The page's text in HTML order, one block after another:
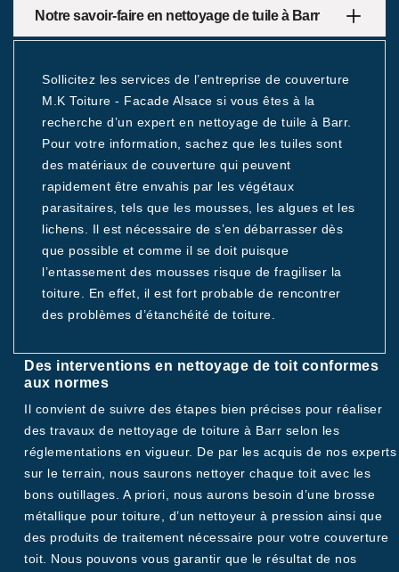
Notre savoir-faire en nettoyage de tuile à Barr
Sollicitez les services de l’entreprise de couverture
M.K Toiture - Facade Alsace si vous êtes à la
recherche d’un expert en nettoyage de tuile à Barr.
Pour votre information, sachez que les tuiles sont
des matériaux de couverture qui peuvent
rapidement être envahis par les végétaux
parasitaires, tels que les mousses, les algues et les
lichens. Il est nécessaire de s’en débarrasser dès
que possible et comme il se doit puisque
l’entassement des mousses risque de fragiliser la
toiture. En effet, il est fort probable de rencontrer
des problèmes d’étanchéité de toiture.
Des interventions en nettoyage de toit conformes
aux normes
Il convient de suivre des étapes bien précises pour réaliser
des travaux de nettoyage de toiture à Barr selon les
réglementations en vigueur. De par les acquis de nos experts
sur le terrain, nous saurons nettoyer chaque toit avec les
bons outillages. A priori, nous aurons besoin d’une brosse
métallique pour toiture, d’un nettoyeur à pression ainsi que
des produits de traitement nécessaire pour votre couverture
toit. Nous pouvons vous garantir que le résultat de nos